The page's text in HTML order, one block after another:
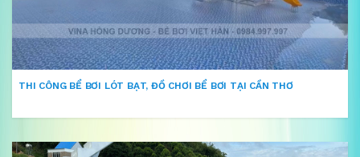
THI CÔNG BỂ BƠI LÓT BẠT, ĐỒ CHƠI BỂ BƠI TẠI CẦN THƠ